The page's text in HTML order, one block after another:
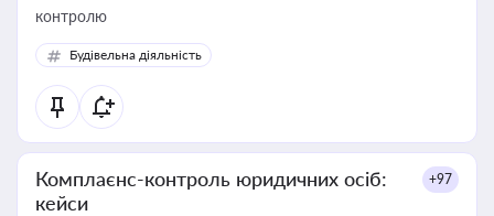
контролю
Будівельна діяльність
Комплаєнс-контроль юридичних осіб:
кейси
+97